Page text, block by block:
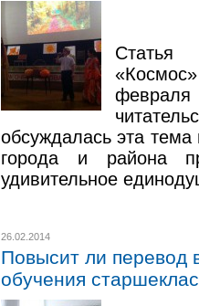
Статья
февраля
обсуждалась эта
города и района
удивительное
26.02.2014
Повысит ли перевод
обучения